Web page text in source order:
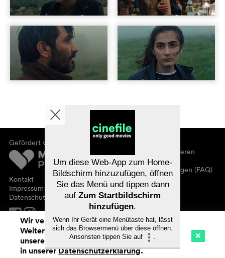
Kino Streaming Watchlist (
Gefördert von
Kontakt
Impressum
Datenschutz
Registrieren/abonnieren
Newsletter
Häufig gestellte Fragen (FAQ)
Gutscheine
Wir verwenden Cookies. Mit dem
Weitersurfen auf cinefile.ch stimmen Sie
unserer Cookie-Nutzung zu. Mehr Infos
in unsererDatenschutzerklärung.
Um diese Web-App zum Home-
Bildschirm hinzuzufügen, öffnen
Sie das Menü und tippen dann
auf Zum Startbildschirm
hinzufügen.
Wenn Ihr Gerät eine Menütaste hat, lässt
sich das Browsermenü über diese öffnen.
Ansonsten tippen Sie auf
.